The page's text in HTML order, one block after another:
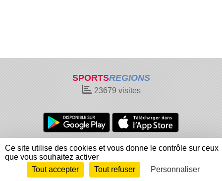
SPORTSREGIONS
23679 visites
Charte cookies
Gestion des cookies
Informations légales
Signaler un contenu inapproprié
Envie de participer ?
Connexion
Ce site utilise des cookies et vous donne le contrôle sur ceux
que vous souhaitez activer
Tout accepter
Tout refuser Personnaliser